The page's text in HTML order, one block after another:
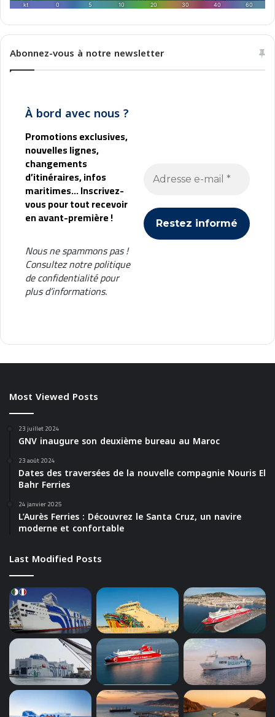
Abonnez-vous à notre newsletter
À bord avec nous ?
Promotions exclusives,
nouvelles lignes,
changements
d’itinéraires, infos
maritimes... Inscrivez-
vous pour tout recevoir
en avant-première !
Nous ne spammons pas !
Consultez notrepolitique
de confidentialitépour
plus d’informations.
Most Viewed Posts
23 juillet 2024
GNV inaugure son deuxième bureau au Maroc
23 août 2024
Dates des traversées de la nouvelle compagnie Nouris El
Bahr Ferries
24 janvier 2025
L’Aurès Ferries : Découvrez le Santa Cruz, un navire
moderne et confortable
Last Modified Posts